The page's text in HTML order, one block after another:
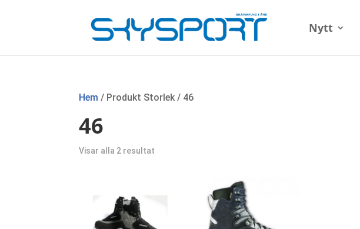
Nytt
Hem / Produkt Storlek / 46
46
Visar alla 2 resultat